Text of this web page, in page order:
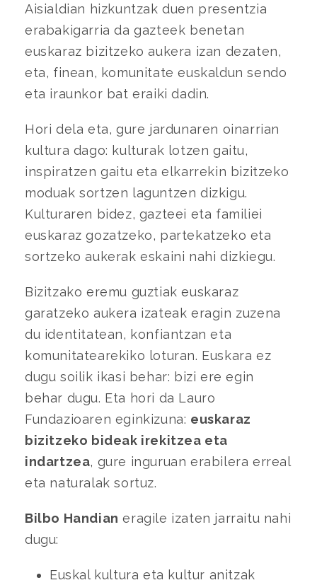
Aisialdian hizkuntzak duen presentzia
erabakigarria da gazteek benetan
euskaraz bizitzeko aukera izan dezaten,
eta, finean, komunitate euskaldun sendo
eta iraunkor bat eraiki dadin.
Hori dela eta, gure jardunaren oinarrian
kultura dago: kulturak lotzen gaitu,
inspiratzen gaitu eta elkarrekin bizitzeko
moduak sortzen laguntzen dizkigu.
Kulturaren bidez, gazteei eta familiei
euskaraz gozatzeko, partekatzeko eta
sortzeko aukerak eskaini nahi dizkiegu.
Bizitzako eremu guztiak euskaraz
garatzeko aukera izateak eragin zuzena
du identitatean, konfiantzan eta
komunitatearekiko loturan. Euskara ez
dugu soilik ikasi behar: bizi ere egin
behar dugu. Eta hori da Lauro
Fundazioaren eginkizuna: euskaraz
bizitzeko bideak irekitzea eta
indartzea, gure inguruan erabilera erreal
eta naturalak sortuz.
Bilbo Handian eragile izaten jarraitu nahi
dugu:
Euskal kultura eta kultur anitzak